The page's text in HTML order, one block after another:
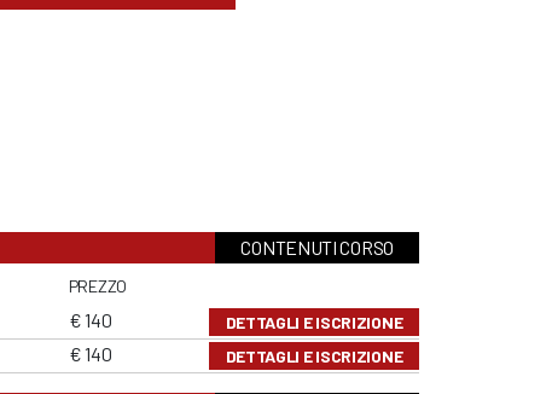
CONTENUTI CORSO
PREZZO
€ 140 DETTAGLI E ISCRIZIONE
€ 140 DETTAGLI E ISCRIZIONE